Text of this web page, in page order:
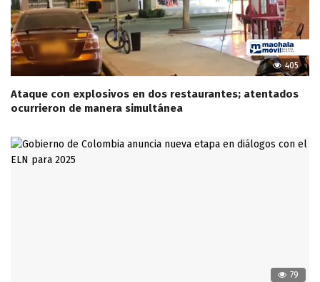
405
Ataque con explosivos en dos restaurantes; atentados
ocurrieron de manera simultánea
79